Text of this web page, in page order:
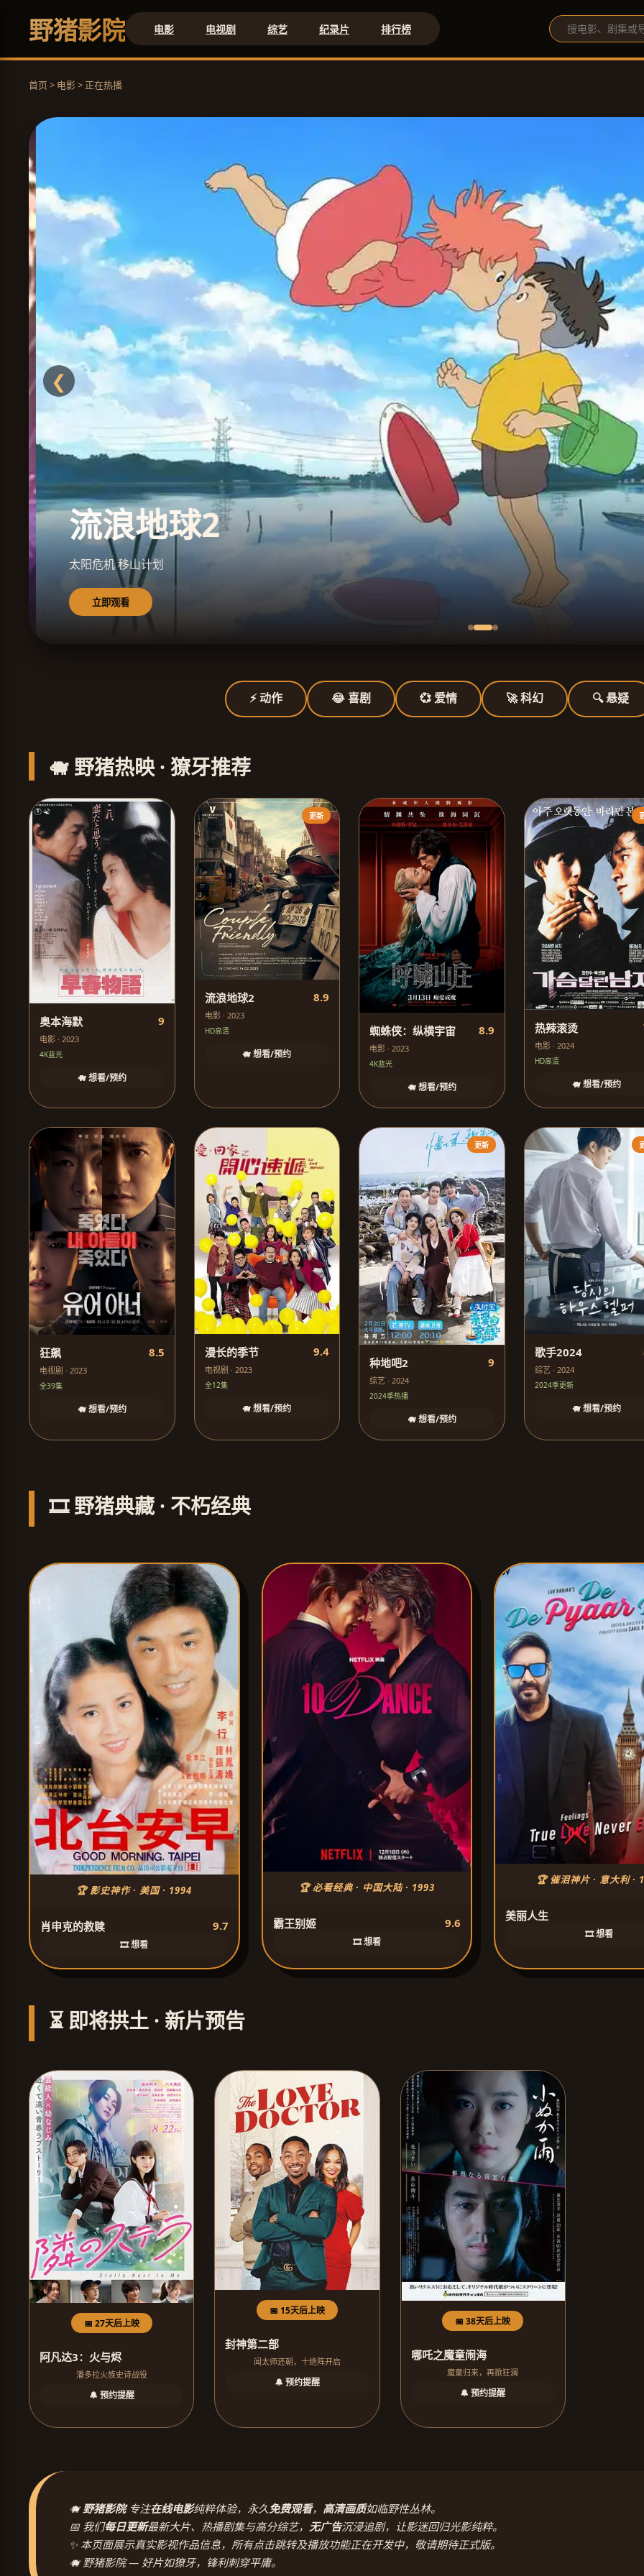
野猪影院 电影 电视剧 综艺 纪录片 排行榜
首页 > 电影 > 正在热播
流浪地球2
太阳危机 移山计划
立即观看
❮
⚡ 动作 😂 喜剧 💞 爱情 🚀 科幻 🔍 悬疑
🐗 野猪热映 · 獠牙推荐
奥本海默 9
电影 · 2023
4K蓝光
🐗 想看/预约
更新
流浪地球2 8.9
电影 · 2023
HD高清
🐗 想看/预约
蜘蛛侠：纵横宇宙 8.9
电影 · 2023
4K蓝光
🐗 想看/预约
热辣滚烫
电影 · 2024
HD高清
🐗 想看/预约
狂飙 8.5
电视剧 · 2023
全39集
🐗 想看/预约
漫长的季节 9.4
电视剧 · 2023
全12集
🐗 想看/预约
更新
种地吧2 9
综艺 · 2024
2024季热播
🐗 想看/预约
歌手2024
综艺 · 2024
2024季更新
🐗 想看/预约
🎞️ 野猪典藏 · 不朽经典
🏆 影史神作 · 美国 · 1994
肖申克的救赎 9.7
🎞️ 想看
🏆 必看经典 · 中国大陆 · 1993
霸王别姬 9.6
🎞️ 想看
🏆 催泪神片 · 意大利 ·
美丽人生
🎞️ 想看
⏳ 即将拱土 · 新片预告
📅 27天后上映
阿凡达3：火与烬
潘多拉火族史诗战役
🔔 预约提醒
📅 15天后上映
封神第二部
闻太师还朝，十绝阵开启
🔔 预约提醒
📅 38天后上映
哪吒之魔童闹海
魔童归来，再掀狂澜
🔔 预约提醒
🐗野猪影院专注在线电影纯粹体验，永久免费观看， 高清画质如临野性丛林。
📅 我们每日更新最新大片、热播剧集与高分综艺， 无广告沉浸追剧，让影迷回归光影纯粹。
✨ 本页面展示真实影视作品信息，所有点击跳转及播放功能正在开发中，敬请期待正式版。
🐗 野猪影院 — 好片如獠牙，锋利刺穿平庸。